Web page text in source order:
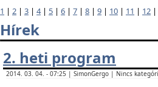
1 | 2 | 3 | 4| 5 | 6 | 7 | 8 | 9 | 10 | 11 | 12 |
Hírek
2. heti program
2014. 03. 04. - 07:25 | SimonGergo | Nincs